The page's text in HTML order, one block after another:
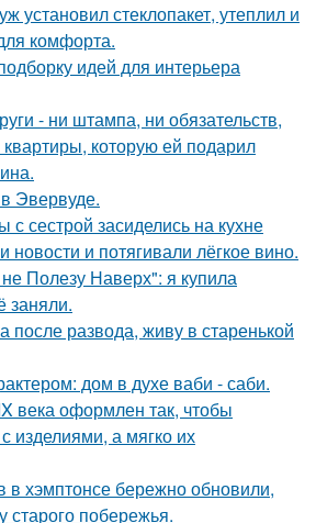
установил стеклопакет, утеплил и
комфорта.
идей для интерьера
- ни штампа, ни обязательств,
которую ей подарил
Эвервуде.
сестрой засиделись на кухне
новости и потягивали лёгкое вино.
Полезу Наверх": я купила
заняли.
после развода, живу в старенькой
дом в духе ваби - саби.
века оформлен так, чтобы
изделиями, а мягко их
в хэмптонсе бережно обновили,
старого побережья.